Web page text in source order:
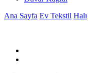
Ana Sayfa Ev Tekstil Halı